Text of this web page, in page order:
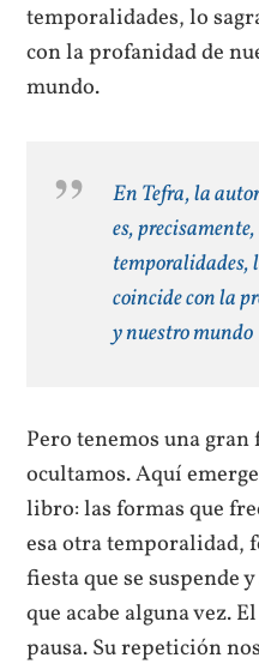
temporalidades, lo
con la profanidad de
mundo.
EnTefra, la
es,
temporalidades,
coincide con la
y nuestro mundo
Pero tenemos una
ocultamos. Aquí
libro: las formas que
esa otra temporalidad,
fiesta que se suspende
que acabe alguna vez.
pausa. Su repetición